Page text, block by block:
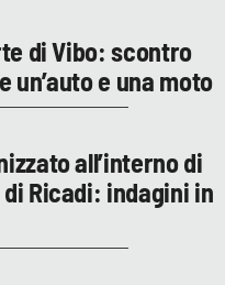
di Vibo: scontro
un’auto e una moto
all’interno di
di Ricadi: indagini in